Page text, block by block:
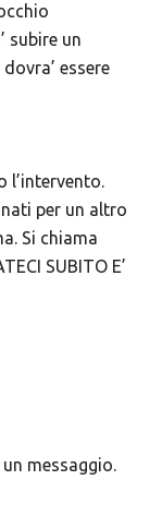
subire un
essere
l’intervento.
per un altro
Si chiama
SUBITO E’
messaggio.